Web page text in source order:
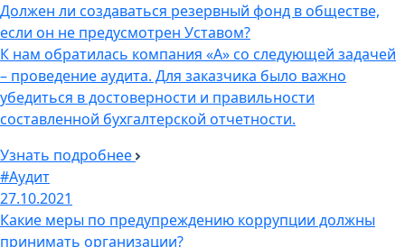
Должен ли создаваться резервный фонд в обществе,
если он не предусмотрен Уставом?
К нам обратилась компания «А» со следующей задачей
– проведение аудита. Для заказчика было важно
убедиться в достоверности и правильности
составленной бухгалтерской отчетности.
Узнать подробнее
#Аудит
27.10.2021
Какие меры по предупреждению коррупции должны
принимать организации?